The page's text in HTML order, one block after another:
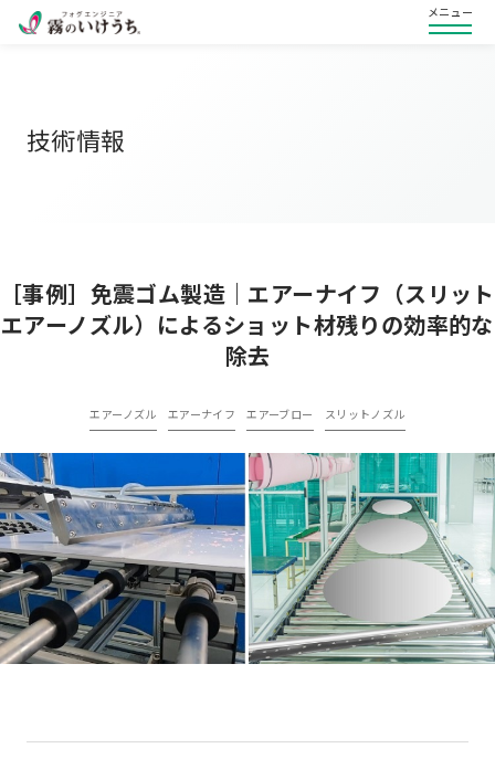
メニュー
技術情報
［事例］免震ゴム製造｜エアーナイフ（スリット
エアーノズル）によるショット材残りの効率的な
除去
エアーノズル エアーナイフ エアーブロー スリットノズル